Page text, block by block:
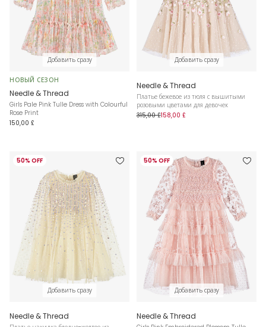
Добавить сразу
НОВЫЙ СЕЗОН
Needle & Thread
Girls Pale Pink Tulle Dress with Colourful
Rose Print
150,00 £
Добавить сразу
Needle & Thread
Платье бежевое из тюля с вышитыми
розовыми цветами для девочек
315,00 £158,00 £
50% OFF
Добавить сразу
Needle & Thread
50% OFF
Добавить сразу
Needle & Thread